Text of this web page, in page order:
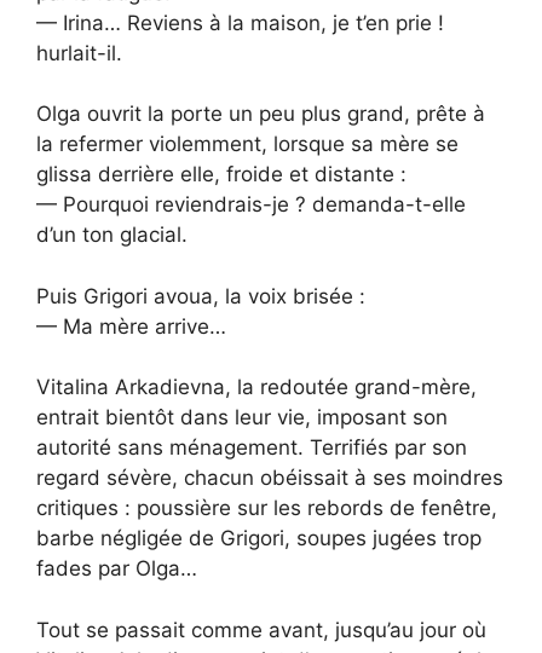
— Irina… Reviens à la maison, je t’en prie !
hurlait-il.
Olga ouvrit la porte un peu plus grand, prête à
la refermer violemment, lorsque sa mère se
glissa derrière elle, froide et distante :
— Pourquoi reviendrais-je ? demanda-t-elle
d’un ton glacial.
Puis Grigori avoua, la voix brisée :
— Ma mère arrive…
Vitalina Arkadievna, la redoutée grand-mère,
entrait bientôt dans leur vie, imposant son
autorité sans ménagement. Terrifiés par son
regard sévère, chacun obéissait à ses moindres
critiques : poussière sur les rebords de fenêtre,
barbe négligée de Grigori, soupes jugées trop
fades par Olga…
Tout se passait comme avant, jusqu’au jour où